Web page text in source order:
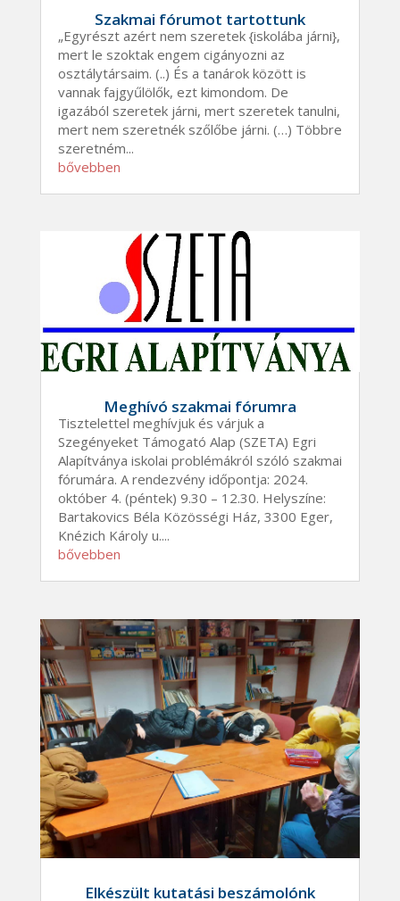
Szakmai fórumot tartottunk
„Egyrészt azért nem szeretek {iskolába járni},
mert le szoktak engem cigányozni az
osztálytársaim. (..) És a tanárok között is
vannak fajgyűlölők, ezt kimondom. De
igazából szeretek járni, mert szeretek tanulni,
mert nem szeretnék szőlőbe járni. (…) Többre
szeretném...
bővebben
Meghívó szakmai fórumra
Tisztelettel meghívjuk és várjuk a
Szegényeket Támogató Alap (SZETA) Egri
Alapítványa iskolai problémákról szóló szakmai
fórumára. A rendezvény időpontja: 2024.
október 4. (péntek) 9.30 – 12.30. Helyszíne:
Bartakovics Béla Közösségi Ház, 3300 Eger,
Knézich Károly u....
bővebben
Elkészült kutatási beszámolónk